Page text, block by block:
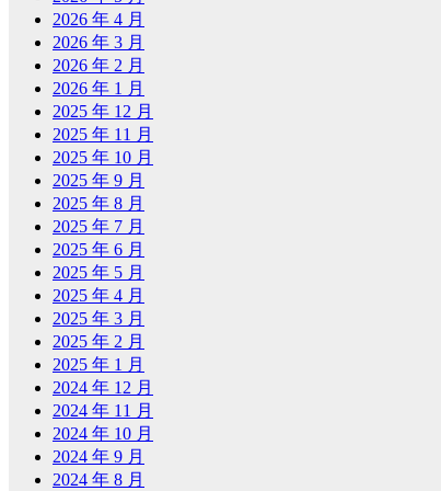
2026 年 4 月
2026 年 3 月
2026 年 2 月
2026 年 1 月
2025 年 12 月
2025 年 11 月
2025 年 10 月
2025 年 9 月
2025 年 8 月
2025 年 7 月
2025 年 6 月
2025 年 5 月
2025 年 4 月
2025 年 3 月
2025 年 2 月
2025 年 1 月
2024 年 12 月
2024 年 11 月
2024 年 10 月
2024 年 9 月
2024 年 8 月